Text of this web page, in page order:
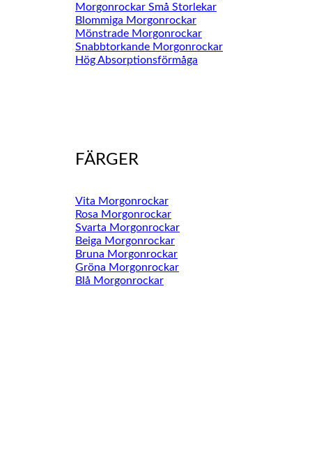
Morgonrockar Små Storlekar
Blommiga Morgonrockar
Mönstrade Morgonrockar
Snabbtorkande Morgonrockar
Hög Absorptionsförmåga
FÄRGER
Vita Morgonrockar
Rosa Morgonrockar
Svarta Morgonrockar
Beiga Morgonrockar
Bruna Morgonrockar
Gröna Morgonrockar
Blå Morgonrockar